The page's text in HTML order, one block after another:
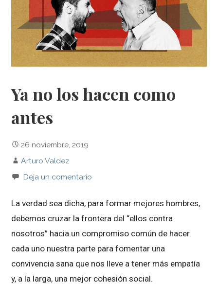
Ya no los hacen como
antes
26 noviembre, 2019
Arturo Valdez
Deja un comentario
La verdad sea dicha, para formar mejores hombres,
debemos cruzar la frontera del “ellos contra
nosotros” hacia un compromiso común de hacer
cada uno nuestra parte para fomentar una
convivencia sana que nos lleve a tener más empatía
y, a la larga, una mejor cohesión social.